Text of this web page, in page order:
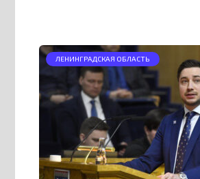
ЛЕНИНГРАДСКАЯ ОБЛАСТЬ